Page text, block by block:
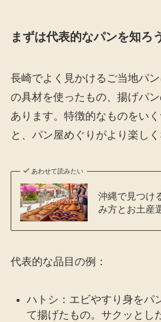
まずは代表的なパンを知ろ
長崎でよく見かけるご当地パ
の具材を使ったもの、揚げパ
あります。特徴的なものをい
と、パン屋めぐりがより楽しく
あわせて読みたい
沖縄で見つけ
み方とお土産
代表的な品目の例：
ハトシ：エビやすり身をパ
て揚げたもの。サクッとし